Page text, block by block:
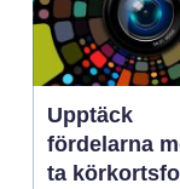
Upptäck
fördelarna
ta